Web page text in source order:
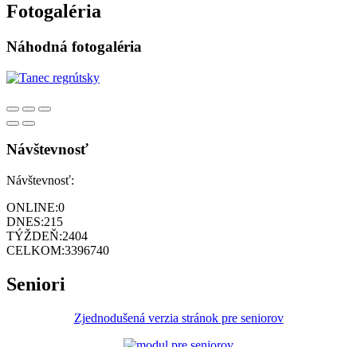
Fotogaléria
Náhodná fotogaléria
Návštevnosť
Návštevnosť:
ONLINE:0
DNES:215
TÝŽDEŇ:2404
CELKOM:3396740
Seniori
Zjednodušená verzia stránok pre seniorov